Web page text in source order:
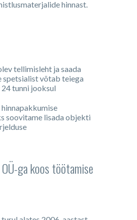
hinnast.
tellimisleht ja saada
spetsialist võtab teiega
24 tunni jooksul
hinnapakkumise
soovitame lisada objekti
ga koos töötamise